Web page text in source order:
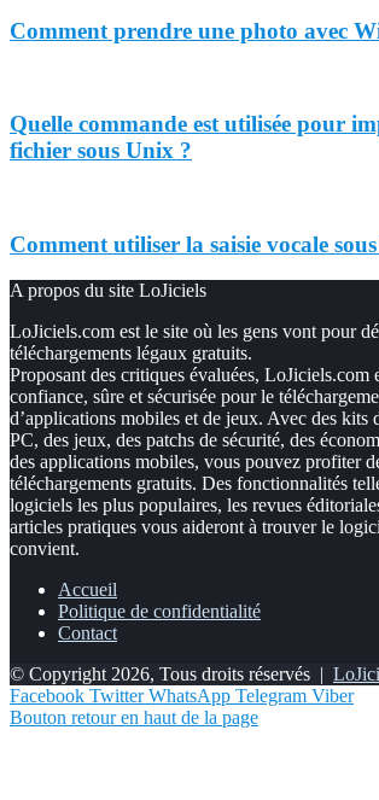
Comment prendre une photo avec
Quelle commande est utilisée pour
fichier sous Unix ?
Comment utiliser la saisie vocale
A propos du site LoJiciels
LoJiciels.com est le site où les gens vont pour
téléchargements légaux gratuits.
Proposant des critiques évaluées, LoJiciels.com
confiance, sûre et sécurisée pour le
d’applications mobiles et de jeux. Avec des kits
PC, des jeux, des patchs de sécurité, des
des applications mobiles, vous pouvez profiter
téléchargements gratuits. Des fonctionnalités
logiciels les plus populaires, les revues
articles pratiques vous aideront à trouver le
convient.
Accueil
Politique de confidentialité
Contact
© Copyright 2026, Tous droits réservés |
Facebook Twitter WhatsApp Telegram Viber
Bouton retour en haut de la page